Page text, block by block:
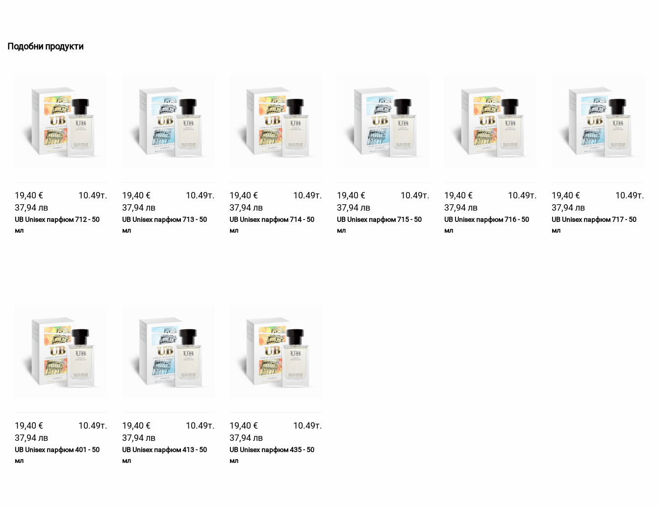
Подобни продукти
19,40 €
10.49т.
37,94 лв
UB Unisex парфюм 712 - 50
мл
19,40 €
10.49т.
37,94 лв
UB Unisex парфюм 713 - 50
мл
19,40 €
10.49т.
37,94 лв
UB Unisex парфюм 714 - 50
мл
19,40 €
10.49т.
37,94 лв
UB Unisex парфюм 715 - 50
мл
19,40 €
10.49т.
37,94 лв
UB Unisex парфюм 716 - 50
мл
19,40 €
10.49т.
37,94 лв
UB Unisex парфюм 717 - 50
мл
19,40 €
10.49т.
37,94 лв
UB Unisex парфюм 401 - 50
мл
19,40 €
10.49т.
37,94 лв
UB Unisex парфюм 413 - 50
мл
19,40 €
10.49т.
37,94 лв
UB Unisex парфюм 435 - 50
мл